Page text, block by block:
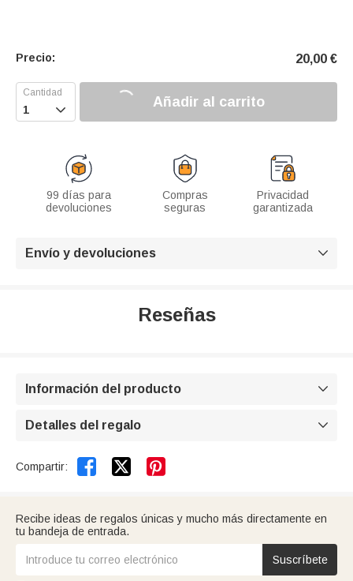
Precio: 20,00 €
 Añadir al carrito
99 días para
devoluciones
Compras
seguras
Privacidad
garantizada
Envío y devoluciones 
Reseñas
Información del producto 
Detalles del regalo 
Compartir:  
Recibe ideas de regalos únicas y mucho más directamente en
tu bandeja de entrada.
Suscríbete